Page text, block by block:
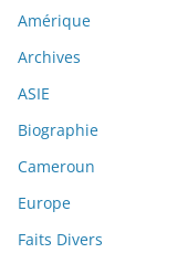
Amérique
Archives
ASIE
Biographie
Cameroun
Europe
Faits Divers